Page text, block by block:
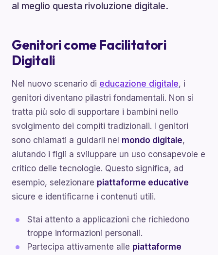
al meglio questa rivoluzione digitale.
Genitori come Facilitatori
Digitali
Nel nuovo scenario di educazione digitale, i
genitori diventano pilastri fondamentali. Non si
tratta più solo di supportare i bambini nello
svolgimento dei compiti tradizionali. I genitori
sono chiamati a guidarli nel mondo digitale,
aiutando i figli a sviluppare un uso consapevole e
critico delle tecnologie. Questo significa, ad
esempio, selezionare piattaforme educative
sicure e identificarne i contenuti utili.
Stai attento a applicazioni che richiedono
troppe informazioni personali.
Partecipa attivamente alle piattaforme